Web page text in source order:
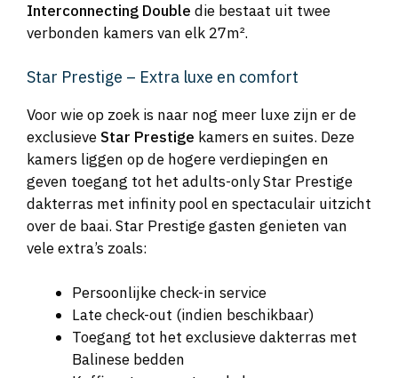
Interconnecting Double die bestaat uit twee
verbonden kamers van elk 27m².
Star Prestige – Extra luxe en comfort
Voor wie op zoek is naar nog meer luxe zijn er de
exclusieveStar Prestige kamers en suites. Deze
kamers liggen op de hogere verdiepingen en
geven toegang tot het adults-only Star Prestige
dakterras met infinity pool en spectaculair uitzicht
over de baai. Star Prestige gasten genieten van
vele extra’s zoals:
Persoonlijke check-in service
Late check-out (indien beschikbaar)
Toegang tot het exclusieve dakterras met
Balinese bedden